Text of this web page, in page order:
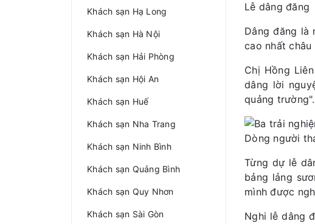
Khách sạn Hạ Long
Khách sạn Hà Nội
Khách sạn Hải Phòng
Khách sạn Hội An
Khách sạn Huế
Khách sạn Nha Trang
Khách sạn Ninh Bình
Khách sạn Quảng Bình
Khách sạn Quy Nhơn
Khách sạn Sài Gòn
Lễ dâng đăng
Dâng đăng là
cao nhất
Chị Hồng
dâng lời
quảng trường".
Dòng người
Từng dự lễ
bảng lảng
mình được
Nghi lễ dâng